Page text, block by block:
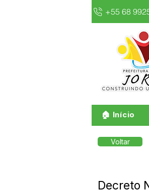
+55 68
🏠 Início
Voltar
Decreto